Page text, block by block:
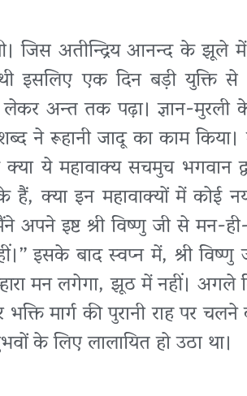
जिस अतीन्द्रिय आनन्द के झूले
इसलिए एक दिन बड़ी युक्ति से
अन्त तक पढ़ा। ज्ञान-मुरली के
ने रूहानी जादू का काम
ये महावाक्य सचमुच भगवान
क्या इन महावाक्यों में कोई
अपने इष्ट श्री विष्णु जी से मन-
इसके बाद स्वप्न में, श्री
मन लगेगा, झूठ में नहीं।
मार्ग की पुरानी राह पर
के लिए लालायित हो उठा था।